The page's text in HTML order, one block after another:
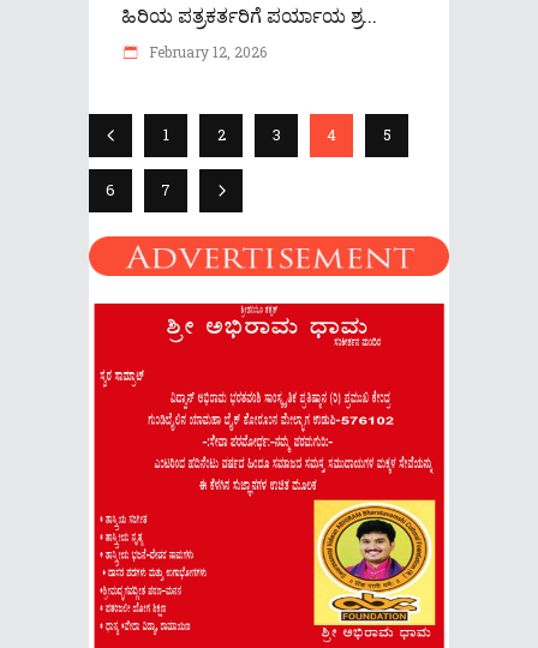
ಹಿರಿಯ ಪತ್ರಕರ್ತರಿಗೆ ಪರ್ಯಾಯ ಶ್ರ...
February 12, 2026
1 2 3 4 5
6 7